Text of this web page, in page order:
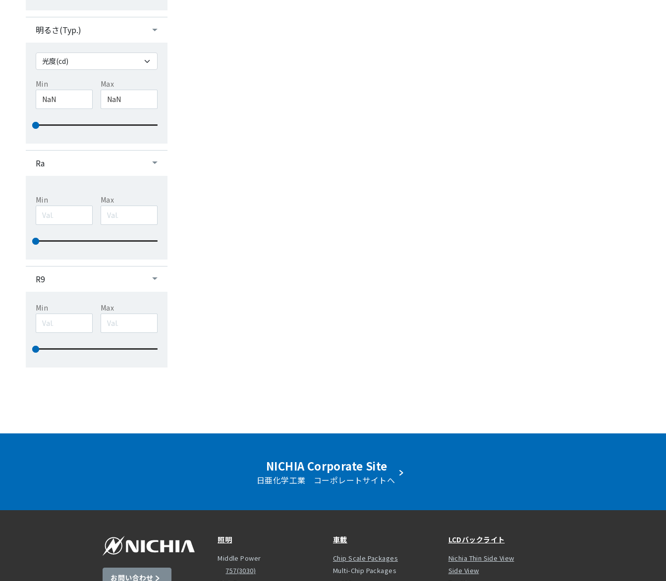
明るさ(Typ.)
Min Max
Ra
Min Max
R9
Min Max
NICHIA Corporate Site
日亜化学工業 コーポレートサイトへ
お問い合わせ
照明
Middle Power
757(3030)
車載
Chip Scale Packages
Multi-Chip Packages
LCDバックライト
Nichia Thin Side View
Side View